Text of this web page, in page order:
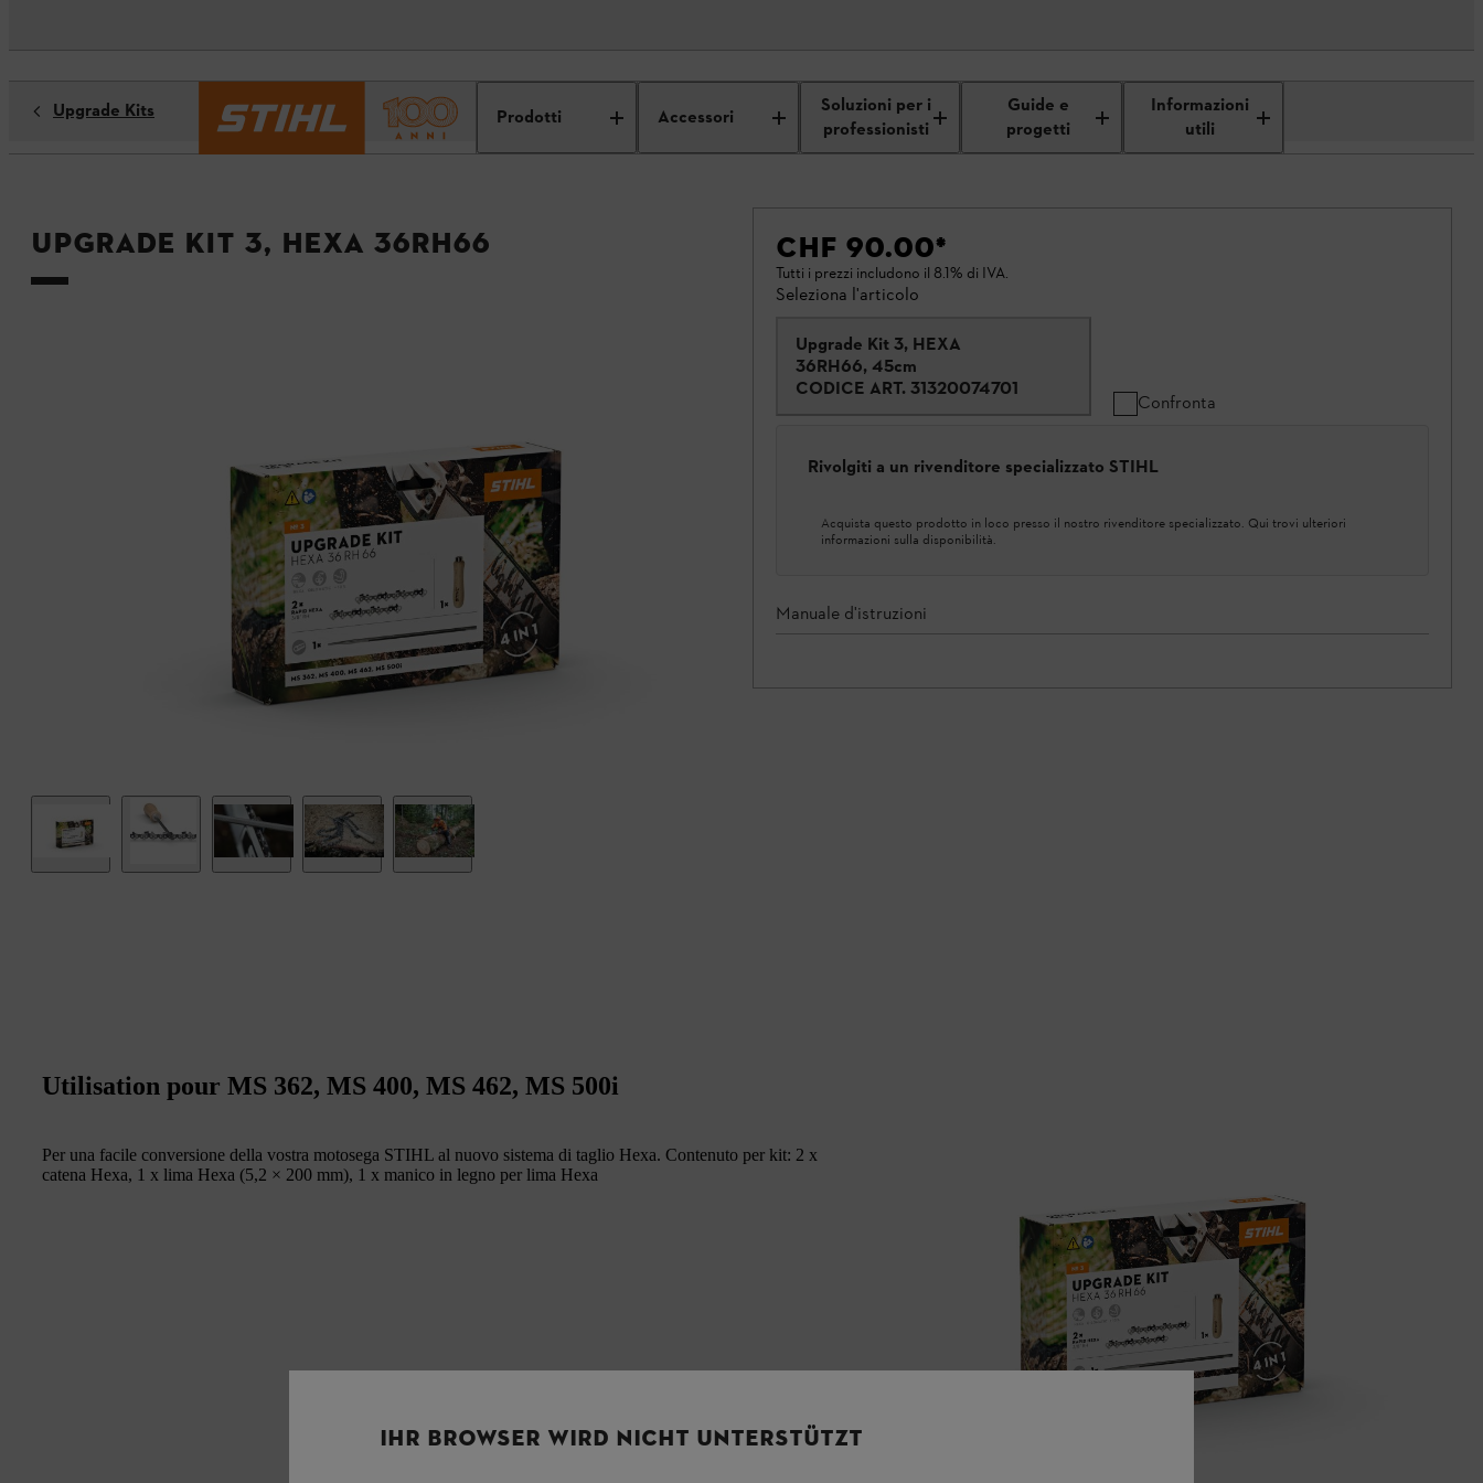
Prodotti Accessori
Soluzioni per i
professionisti
Guide e
progetti
Informazioni
utili
Upgrade Kits
Upgrade Kit 3, HEXA 36RH66 CHF 90.00*
Tutti i prezzi includono il 8.1% di IVA.
Seleziona l'articolo
Upgrade Kit 3, HEXA
36RH66, 45cm
CODICE ART. 31320074701
Confronta
Rivolgiti a un rivenditore specializzato STIHL
Acquista questo prodotto in loco presso il nostro rivenditore specializzato. Qui trovi ulteriori
informazioni sulla disponibilità.
Manuale d'istruzioni
Utilisation pour MS 362, MS 400, MS 462, MS 500i
Per una facile conversione della vostra motosega STIHL al nuovo sistema di taglio Hexa. Contenuto per kit: 2 x
catena Hexa, 1 x lima Hexa (5,2 × 200 mm), 1 x manico in legno per lima Hexa
IHR BROWSER WIRD NICHT UNTERSTÜTZT